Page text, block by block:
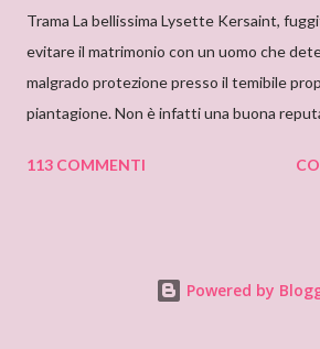
Trama La bellissima Lysette Kersaint,
evitare il matrimonio con un uomo che
malgrado protezione presso il temibile
piantagione. Non è infatti una buona
collere, e con un misterioso passato.
innocente di quella ragazza risveglieranno
113 COMMENTI
Powered by